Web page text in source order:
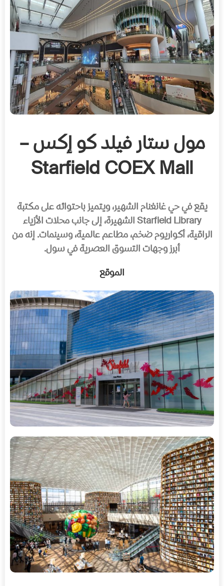
مول ستار فيلد كو إكس –
Starfield COEX Mall
يقع في حي غانغنام الشهير، ويتميز باحتوائه على مكتبة
Starfield Library الشهيرة، إلى جانب محلات الأزياء
الراقية، أكواريوم ضخم، مطاعم عالمية، وسينمات. إنه من
أبرز وجهات التسوق العصرية في سول.
الموقع